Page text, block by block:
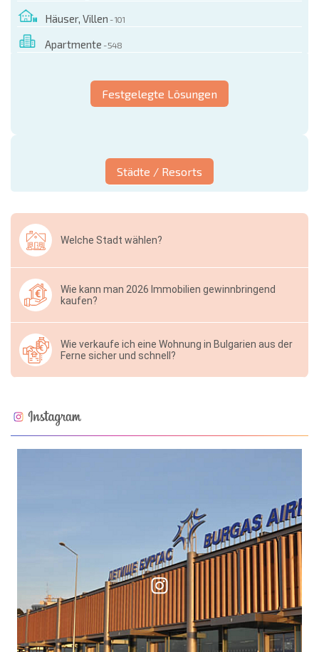
Häuser, Villen - 101
Apartmente - 548
Festgelegte Lösungen
Städte / Resorts
Welche Stadt wählen?
Wie kann man 2026 Immobilien gewinnbringend
kaufen?
Wie verkaufe ich eine Wohnung in Bulgarien aus der
Ferne sicher und schnell?